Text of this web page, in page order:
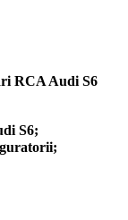
RCA Audi S6
S6;